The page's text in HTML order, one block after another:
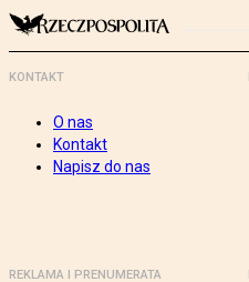
KONTAKT
O nas
Kontakt
Napisz do nas
REKLAMA I PRENUMERATA